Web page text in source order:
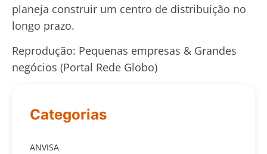
planeja construir um centro de distribuição no
longo prazo.
Reprodução: Pequenas empresas & Grandes
negócios (Portal Rede Globo)
Categorias
ANVISA